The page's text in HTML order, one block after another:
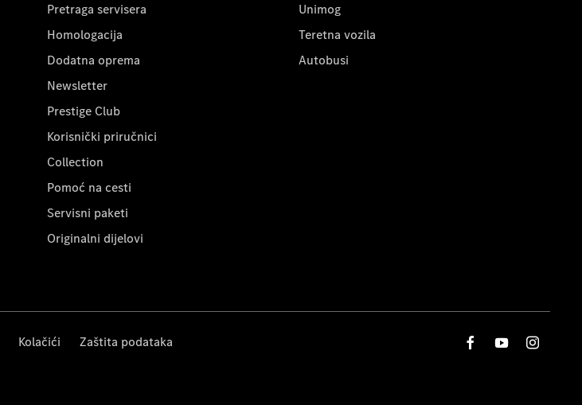
Pretraga servisera
Homologacija
Dodatna oprema
Newsletter
Prestige Club
Korisnički priručnici
Collection
Pomoć na cesti
Servisni paketi
Originalni dijelovi
Unimog
Teretna vozila
Autobusi
Kolačići Zaštita podataka